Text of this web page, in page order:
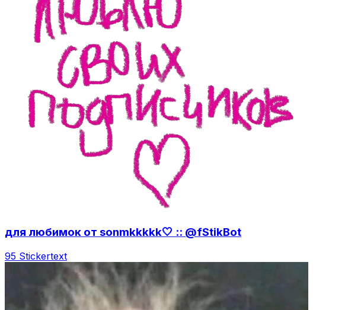
для любимок от sonmkkkkk🤍 :: @fStikBot
95 Stickertext